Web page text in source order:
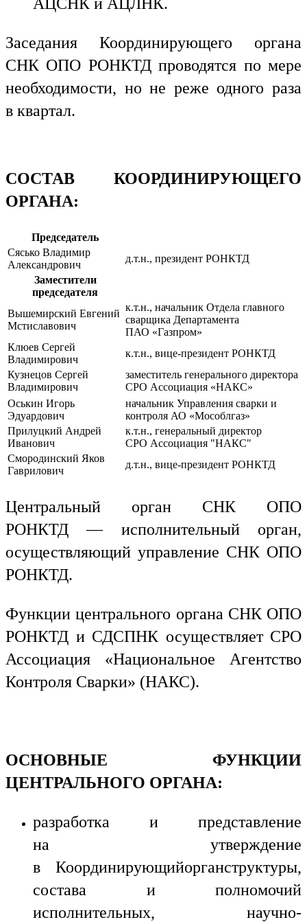
Заседания Координирующего органа
СНК ОПО РОНКТД проводятся по мере
необходимости, но не реже одного раза
в квартал.
СОСТАВ КООРДИНИРУЮЩЕГО
ОРГАНА:
Председатель
Сясько Владимир
Александрович
д.т.н., президент РОНКТД
Заместители
председателя
Вышемирский Евгений
Мстиславович
к.т.н., начальник Отдела главного
сварщика Департамента
ПАО «Газпром»
Клюев Сергей
Владимирович
к.т.н., вице-президент РОНКТД
Кузнецов Сергей
Владимирович
заместитель генерального директора
СРО Ассоциация «НАКС»
Оськин Игорь
Эдуардович
начальник Управления сварки и
контроля АО «Мособлгаз»
Прилуцкий Андрей
Иванович
к.т.н., генеральный директор
СРО Ассоциация "НАКС"
Смородинский Яков
Гаврилович
д.т.н., вице-президент РОНКТД
Центральный орган СНК ОПО
РОНКТД — исполнительный орган,
осуществляющий управление СНК ОПО
РОНКТД.
Функции центрального органа СНК ОПО
РОНКТД и СДСПНК осуществляет СРО
Ассоциация «Национальное Агентство
Контроля Сварки» (НАКС).
ОСНОВНЫЕ ФУНКЦИИ
ЦЕНТРАЛЬНОГО ОРГАНА:
разработка и представление
на утверждение
в Координирующийорганструктуры,
состава и полномочий
исполнительных, научно-